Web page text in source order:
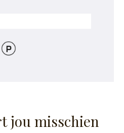
jou misschien